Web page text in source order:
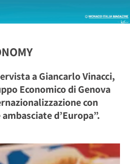
a Giancarlo Vinacci,
Economico di Genova
con
d’Europa”.